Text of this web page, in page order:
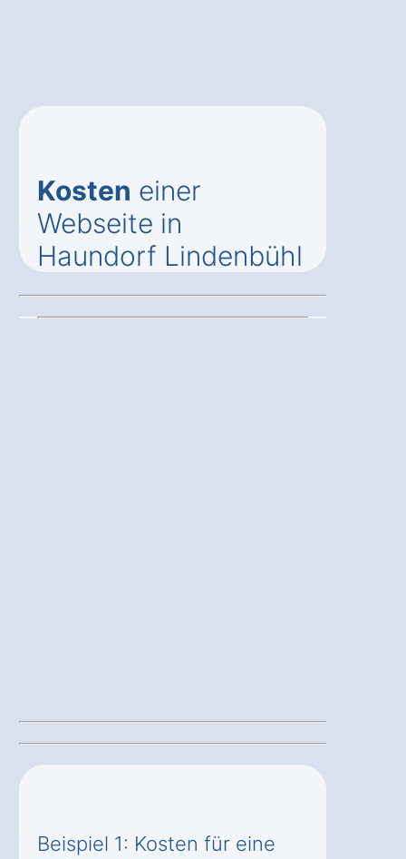
Kosten einer
Webseite in
Haundorf Lindenbühl
Beispiel 1: Kosten für eine